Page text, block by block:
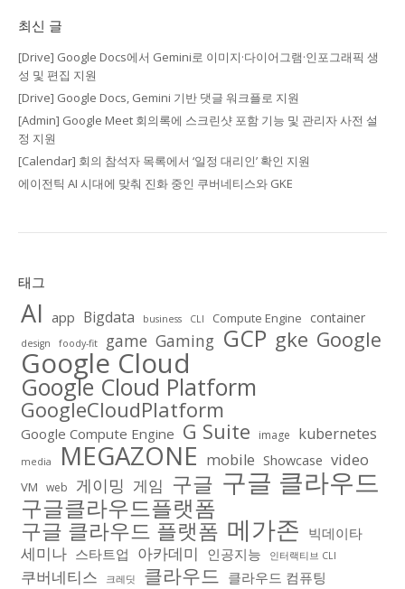
최신 글
[Drive] Google Docs에서 Gemini로 이미지·다이어그램·인포그래픽 생
성 및 편집 지원
[Drive] Google Docs, Gemini 기반 댓글 워크플로 지원
[Admin] Google Meet 회의록에 스크린샷 포함 기능 및 관리자 사전 설
정 지원
[Calendar] 회의 참석자 목록에서 ‘일정 대리인’ 확인 지원
에이전틱 AI 시대에 맞춰 진화 중인 쿠버네티스와 GKE
태그
AI app Bigdata business CLI Compute Engine container
design foody-fit game Gaming GCP gke Google
Google Cloud
Google Cloud Platform
GoogleCloudPlatform
Google Compute Engine G Suite image kubernetes
media MEGAZONE mobile Showcase video
VM web 게이밍 게임 구글 구글 클라우드
구글클라우드플랫폼
구글 클라우드 플랫폼 메가존 빅데이타
세미나 스타트업 아카데미 인공지능 인터랙티브 CLI
쿠버네티스 크레딧 클라우드 클라우드 컴퓨팅